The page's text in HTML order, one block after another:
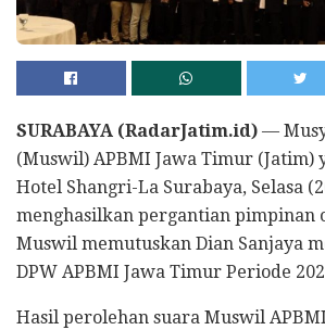
SURABAYA (RadarJatim.id) —
(Muswil) APBMI Jawa Timur (Jatim)
Hotel Shangri-La Surabaya, Selasa
menghasilkan pergantian pimpinan
Muswil memutuskan Dian Sanjaya
DPW APBMI Jawa Timur Periode
Hasil perolehan suara Muswil